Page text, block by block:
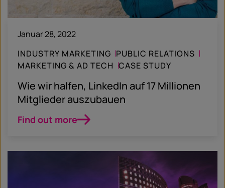
Januar 28, 2022
INDUSTRY MARKETING PUBLIC RELATIONS
MARKETING & AD TECH CASE STUDY
Wie wir halfen, LinkedIn auf 17 Millionen
Mitglieder auszubauen
Find out more